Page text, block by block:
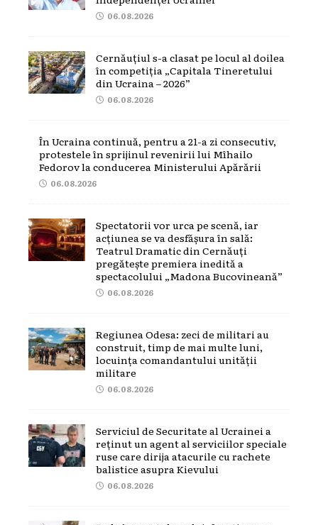
06.08.2026
Cernăuțiul s-a clasat pe locul al doilea
în competiția „Capitala Tineretului
din Ucraina – 2026”
06.08.2026
În Ucraina continuă, pentru a 21-a zi consecutiv,
protestele în sprijinul revenirii lui Mîhailo
Fedorov la conducerea Ministerului Apărării
06.08.2026
Spectatorii vor urca pe scenă, iar
acțiunea se va desfășura în sală:
Teatrul Dramatic din Cernăuți
pregătește premiera inedită a
spectacolului „Madona Bucovineană”
06.08.2026
Regiunea Odesa: zeci de militari au
construit, timp de mai multe luni,
locuința comandantului unității
militare
06.08.2026
Serviciul de Securitate al Ucrainei a
reținut un agent al serviciilor speciale
ruse care dirija atacurile cu rachete
balistice asupra Kievului
06.08.2026